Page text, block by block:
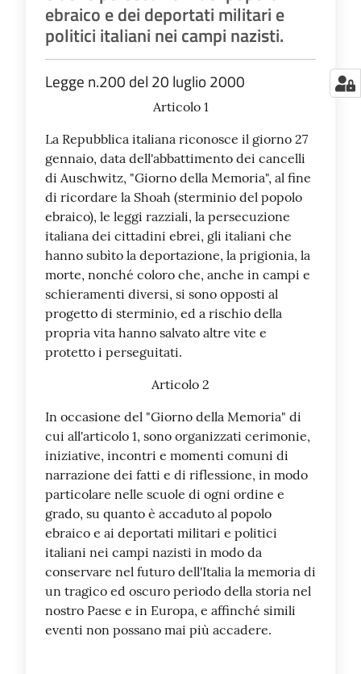
ebraico e dei deportati militari e
politici italiani nei campi nazisti.
Legge n.200 del 20 luglio 2000
Articolo 1
La Repubblica italiana riconosce il giorno 27
gennaio, data dell'abbattimento dei cancelli
di Auschwitz, "Giorno della Memoria", al fine
di ricordare la Shoah (sterminio del popolo
ebraico), le leggi razziali, la persecuzione
italiana dei cittadini ebrei, gli italiani che
hanno subìto la deportazione, la prigionia, la
morte, nonché coloro che, anche in campi e
schieramenti diversi, si sono opposti al
progetto di sterminio, ed a rischio della
propria vita hanno salvato altre vite e
protetto i perseguitati.
Articolo 2
In occasione del "Giorno della Memoria" di
cui all'articolo 1, sono organizzati cerimonie,
iniziative, incontri e momenti comuni di
narrazione dei fatti e di riflessione, in modo
particolare nelle scuole di ogni ordine e
grado, su quanto è accaduto al popolo
ebraico e ai deportati militari e politici
italiani nei campi nazisti in modo da
conservare nel futuro dell'Italia la memoria di
un tragico ed oscuro periodo della storia nel
nostro Paese e in Europa, e affinché simili
eventi non possano mai più accadere.